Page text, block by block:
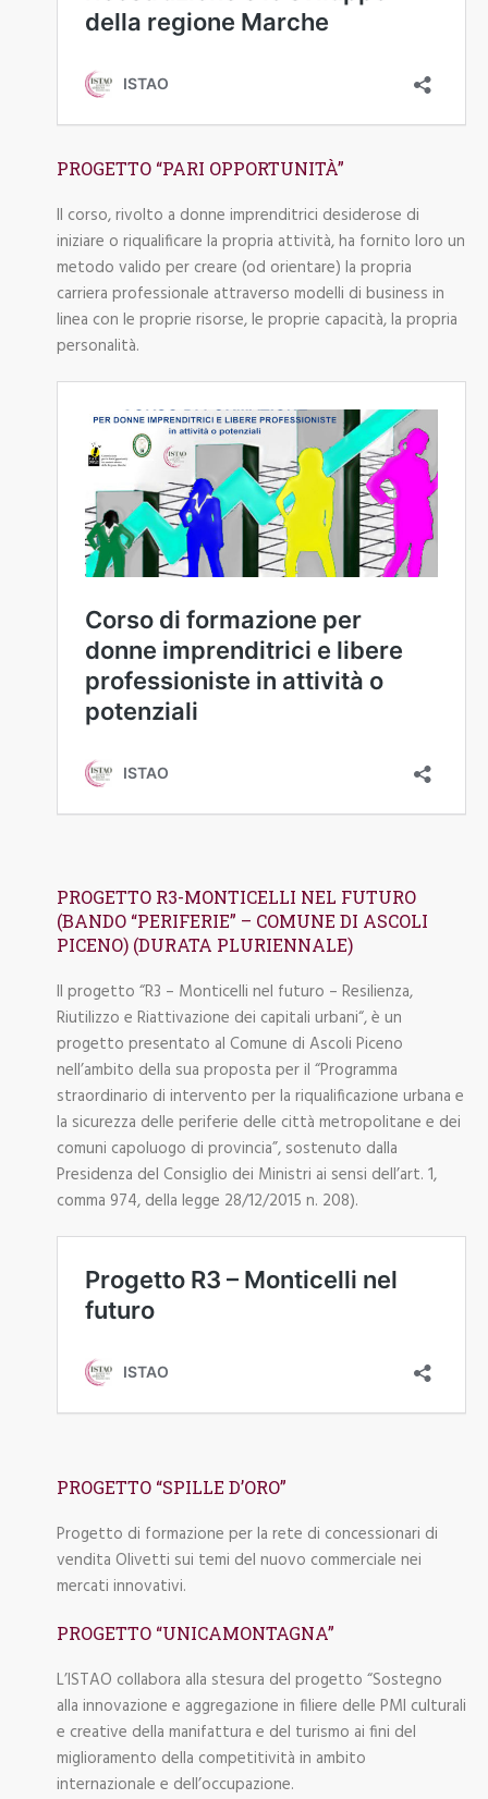
PROGETTO “PARI OPPORTUNITÀ”
Il corso, rivolto a donne imprenditrici desiderose di
iniziare o riqualificare la propria attività, ha fornito loro un
metodo valido per creare (od orientare) la propria
carriera professionale attraverso modelli di business in
linea con le proprie risorse, le proprie capacità, la propria
personalità.
PROGETTO R3-MONTICELLI NEL FUTURO
(BANDO “PERIFERIE” – COMUNE DI ASCOLI
PICENO) (DURATA PLURIENNALE)
Il progetto “R3 – Monticelli nel futuro – Resilienza,
Riutilizzo e Riattivazione dei capitali urbani“, è un
progetto presentato al Comune di Ascoli Piceno
nell’ambito della sua proposta per il “Programma
straordinario di intervento per la riqualificazione urbana e
la sicurezza delle periferie delle città metropolitane e dei
comuni capoluogo di provincia”, sostenuto dalla
Presidenza del Consiglio dei Ministri ai sensi dell’art. 1,
comma 974, della legge 28/12/2015 n. 208).
PROGETTO “SPILLE D’ORO”
Progetto di formazione per la rete di concessionari di
vendita Olivetti sui temi del nuovo commerciale nei
mercati innovativi.
PROGETTO “UNICAMONTAGNA”
L’ISTAO collabora alla stesura del progetto “Sostegno
alla innovazione e aggregazione in filiere delle PMI culturali
e creative della manifattura e del turismo ai fini del
miglioramento della competitività in ambito
internazionale e dell’occupazione.